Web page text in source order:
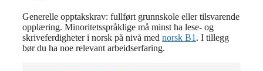
Generelle opptakskrav: fullført grunnskole eller tilsvarende
opplæring. Minoritetsspråklige må minst ha lese- og
skriveferdigheter i norsk på nivå med norsk B1 . I tillegg
bør du ha noe relevant arbeidserfaring.